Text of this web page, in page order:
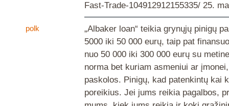
Fast-Trade-104912912155335/ 25.
polk
„Albaker loan“ teikia grynųjų pinigų
5000 iki 50 000 eurų, taip pat
nuo 50 000 iki 300 000 eurų su
norma bet kuriam asmeniui ar
paskolos. Pinigų, kad patenkintų kai
poreikius. Jei jums reikia pagalbos,